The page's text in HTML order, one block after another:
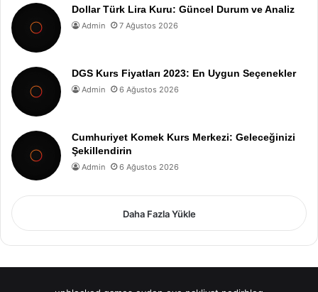
Dollar Türk Lira Kuru: Güncel Durum ve Analiz
Admin 7 Ağustos 2026
DGS Kurs Fiyatları 2023: En Uygun Seçenekler
Admin 6 Ağustos 2026
Cumhuriyet Komek Kurs Merkezi: Geleceğinizi
Şekillendirin
Admin 6 Ağustos 2026
Daha Fazla Yükle